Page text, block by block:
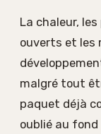
La chaleur,
ouverts et les
malgré tout
paquet déjà
oublié au fond